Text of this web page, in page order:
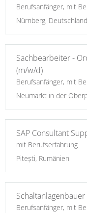
Berufsanfänger, mit
Nürnberg, Deutschland
Sachbearbeiter -
(m/w/d)
Berufsanfänger, mit
Neumarkt in der
SAP Consultant
mit Berufserfahrung
Pitești, Rumänien
Berufsanfänger, mit